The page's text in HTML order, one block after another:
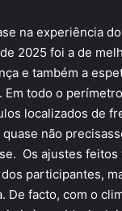
na experiência
2025 foi a de
e também a
Em todo o
localizados de
não
Os ajustes feitos
participantes,
De facto, com o